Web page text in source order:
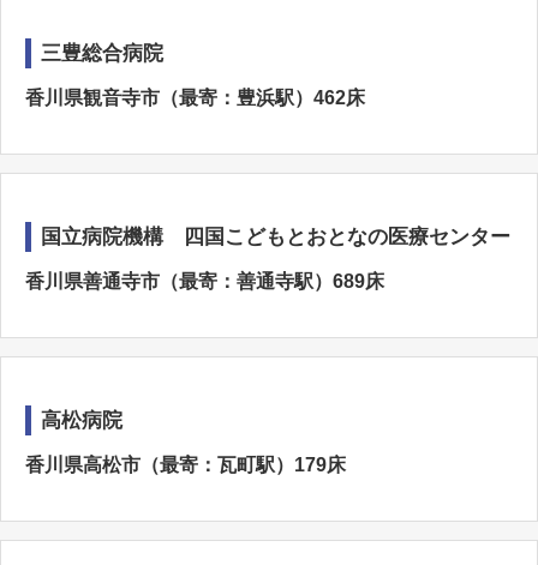
三豊総合病院
香川県観音寺市（最寄：豊浜駅）462床
国立病院機構 四国こどもとおとなの医療センター
香川県善通寺市（最寄：善通寺駅）689床
高松病院
香川県高松市（最寄：瓦町駅）179床